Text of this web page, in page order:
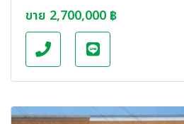
ขาย 2,700,000 ฿